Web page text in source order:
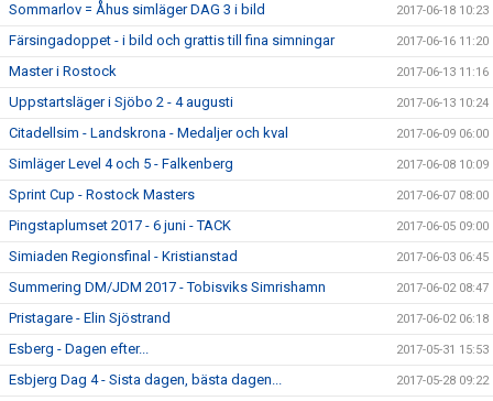
Sommarlov = Åhus simläger DAG 3 i bild 2017-06-18 10:23
Färsingadoppet - i bild och grattis till fina simningar 2017-06-16 11:20
Master i Rostock 2017-06-13 11:16
Uppstartsläger i Sjöbo 2 - 4 augusti 2017-06-13 10:24
Citadellsim - Landskrona - Medaljer och kval 2017-06-09 06:00
Simläger Level 4 och 5 - Falkenberg 2017-06-08 10:09
Sprint Cup - Rostock Masters 2017-06-07 08:00
Pingstaplumset 2017 - 6 juni - TACK 2017-06-05 09:00
Simiaden Regionsfinal - Kristianstad 2017-06-03 06:45
Summering DM/JDM 2017 - Tobisviks Simrishamn 2017-06-02 08:47
Pristagare - Elin Sjöstrand 2017-06-02 06:18
Esberg - Dagen efter... 2017-05-31 15:53
Esbjerg Dag 4 - Sista dagen, bästa dagen... 2017-05-28 09:22